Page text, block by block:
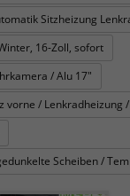
Sitzheizung
16-Zoll, sofort
/ Alu 17"
vorne / Lenkradheizung
Scheiben /